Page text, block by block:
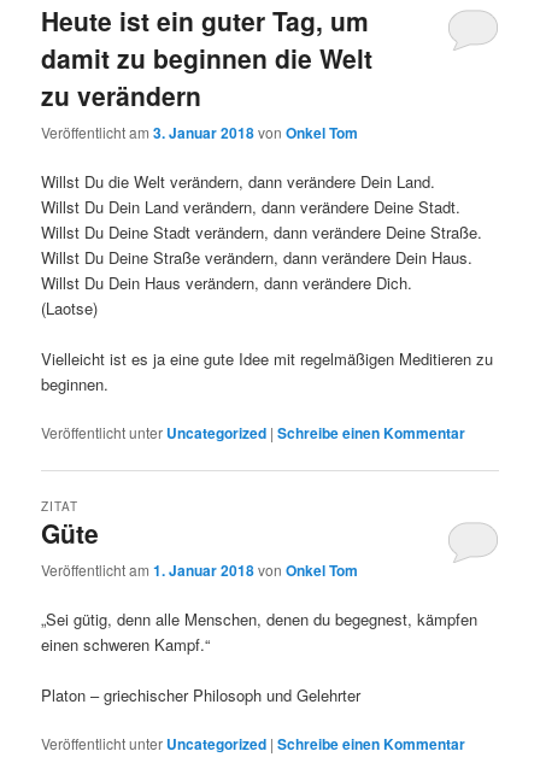
Heute ist ein guter Tag, um
damit zu beginnen die Welt
zu verändern
Veröffentlicht am3. Januar 2018vonOnkel Tom
Willst Du die Welt verändern, dann verändere Dein Land.
Willst Du Dein Land verändern, dann verändere Deine Stadt.
Willst Du Deine Stadt verändern, dann verändere Deine Straße.
Willst Du Deine Straße verändern, dann verändere Dein Haus.
Willst Du Dein Haus verändern, dann verändere Dich.
(Laotse)
Vielleicht ist es ja eine gute Idee mit regelmäßigen Meditieren zu
beginnen.
Veröffentlicht unter Uncategorized |Schreibe einen Kommentar
Güte
ZITAT
Veröffentlicht am1. Januar 2018vonOnkel Tom
„Sei gütig, denn alle Menschen, denen du begegnest, kämpfen
einen schweren Kampf.“
Platon – griechischer Philosoph und Gelehrter
Veröffentlicht unter Uncategorized |Schreibe einen Kommentar